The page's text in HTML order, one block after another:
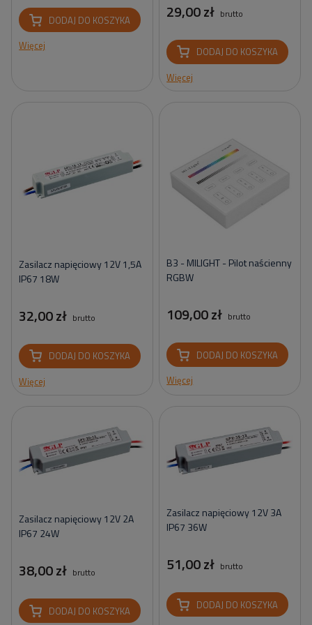
DODAJ DO KOSZYKA
Więcej
29,00 zł brutto
DODAJ DO KOSZYKA
Więcej
Zasilacz napięciowy 12V 1,5A
IP67 18W
32,00 zł brutto
DODAJ DO KOSZYKA
Więcej
B3 - MILIGHT - Pilot naścienny
RGBW
109,00 zł brutto
DODAJ DO KOSZYKA
Więcej
Zasilacz napięciowy 12V 2A
IP67 24W
38,00 zł brutto
DODAJ DO KOSZYKA
Zasilacz napięciowy 12V 3A
IP67 36W
51,00 zł brutto
DODAJ DO KOSZYKA